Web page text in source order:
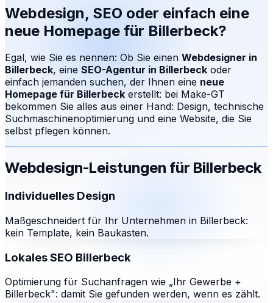
Webdesign, SEO oder einfach eine
neue Homepage für Billerbeck?
Egal, wie Sie es nennen: Ob Sie einen Webdesigner in
Billerbeck, eine SEO-Agentur in Billerbeck oder
einfach jemanden suchen, der Ihnen eine neue
Homepage für Billerbeck erstellt: bei Make-GT
bekommen Sie alles aus einer Hand: Design, technische
Suchmaschinenoptimierung und eine Website, die Sie
selbst pflegen können.
Webdesign-Leistungen für Billerbeck
Individuelles Design
Maßgeschneidert für Ihr Unternehmen in Billerbeck:
kein Template, kein Baukasten.
Lokales SEO Billerbeck
Optimierung für Suchanfragen wie „Ihr Gewerbe +
Billerbeck": damit Sie gefunden werden, wenn es zählt.